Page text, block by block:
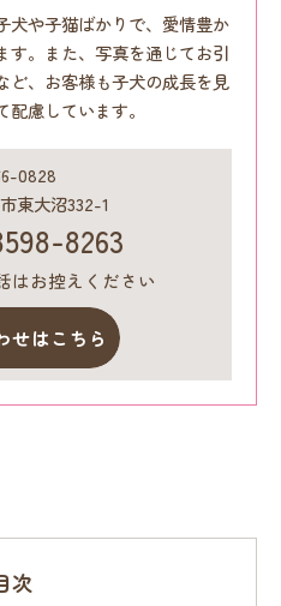
犬や子猫ばかりで、愛情豊か
す。また、写真を通じてお引
ど、お客様も子犬の成長を見
慮しています。
0828
東大沼332-1
8263
はお控えください
せはこちら
次